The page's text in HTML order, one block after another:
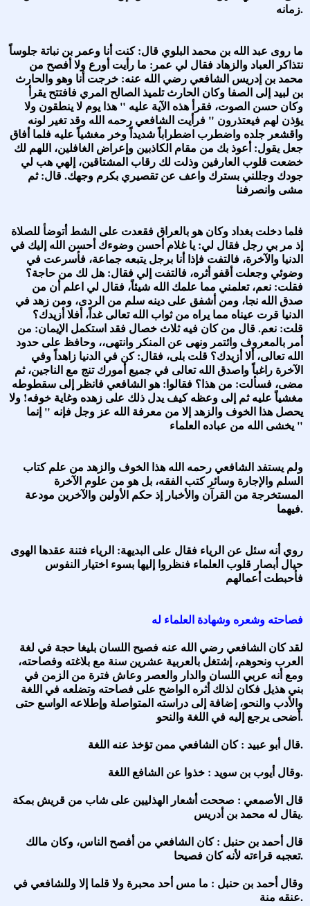
زمانه.
ما روى عبد الله بن محمد البلوي قال: كنت أنا وعمر بن نباتة جلوساً
نتذاكر العباد والزهاد فقال لي عمر: ما رأيت أورع ولا أفصح من
محمد بن إدريس الشافعي رضي الله عنه: خرجت أنا وهو والحارث
بن لبيد إلى الصفا وكان الحارث تلميذ الصالح المري فافتتح يقرأ
وكان حسن الصوت، فقرأ هذه الآية عليه " هذا يوم لا ينطقون ولا
يؤذن لهم فيعتذرون " فرأيت الشافعي رحمه الله وقد تغير لونه
واقشعر جلده واضطرب اضطراباً شديداً وخر مغشياً عليه فلما أفاق
جعل يقول: أعوذ بك من مقام الكاذبين وإعراض الغافلين، اللهم لك
خضعت قلوب العارفين وذلت لك رقاب المشتاقين، إلهي هب لي
جودك وجللني بسترك واعف عن تقصيري بكرم وجهك. قال: ثم
مشى وانصرفنا
فلما دخلت بغداد وكان هو بالعراق فقعدت على الشط أتوضأ للصلاة
إذ مر بي رجل فقال لي: يا غلام أحسن وضوءك أحسن الله إليك في
الدنيا والآخرة، فالتفت فإذا أنا برجل يتبعه جماعة، فأسرعت في
وضوئي وجعلت أقفو أثره، فالتفت إلي فقال: هل لك من حاجة؟
فقلت: نعم، تعلمني مما علمك الله شيئاً، فقال لي اعلم أن من
صدق الله نجا، ومن أشفق على دينه سلم من الردى، ومن زهد في
الدنيا قرت عيناه مما يراه من ثواب الله تعالى غداً، أفلا أزيدك؟
قلت: نعم. قال من كان فيه ثلاث خصال فقد استكمل الإيمان: من
أمر بالمعروف وائتمر ونهى عن المنكر وانتهى،، وحافظ على حدود
الله تعالى، ألا أزيدك؟ قلت بلى، فقال: كن في الدنيا زاهداً وفي
الآخرة راغباً واصدق الله تعالى في جميع أمورك تنج مع الناجين، ثم
مضى، فسألت: من هذا؟ فقالوا: هو الشافعي فانظر إلى سقطوطه
مغشياً عليه ثم إلى وعظه كيف يدل ذلك على زهده وغاية خوفه! ولا
يحصل هذا الخوف والزهد إلا من معرفة الله عز وجل فإنه " إنما
يخشى الله من عباده العلماء "
ولم يستفد الشافعي رحمه الله هذا الخوف والزهد من علم كتاب
السلم والإجارة وسائر كتب الفقه، بل هو من علوم الآخرة
المستخرجة من القرآن والأخبار إذ حكم الأولين والآخرين مودعة
فيهما.
روي أنه سئل عن الرياء فقال على البديهة: الرياء فتنة عقدها الهوى
حيال أبصار قلوب العلماء فنظروا إليها بسوء اختيار النفوس
فأحبطت أعمالهم
فصاحته وشعره وشهادة العلماء له
لقد كان الشافعي رضي الله عنه فصيح اللسان بليغا حجة في لغة
العرب ونحوهم، إشتغل بالعربية عشرين سنة مع بلاغته وفصاحته،
ومع أنه عربي اللسان والدار والعصر وعاش فترة من الزمن في
بني هذيل فكان لذلك أثره الواضح على فصاحته وتضلعه في اللغة
والأدب والنحو، إضافة إلى دراسته المتواصلة وإطلاعه الواسع حتى
أضحى يرجع إليه في اللغة والنحو.
قال أبو عبيد : كان الشافعي ممن تؤخذ عنه اللغة.
وقال أيوب بن سويد : خذوا عن الشافع اللغة.
قال الأصمعي : صححت أشعار الهذليين على شاب من قريش بمكة
يقال له محمد بن أدريس.
قال أحمد بن حنبل : كان الشافعي من أفصح الناس، وكان مالك
تعجبه قراءته لأنه كان فصيحا.
وقال أحمد بن حنبل : ما مس أحد محبرة ولا قلما إلا وللشافعي في
عنقه منة.